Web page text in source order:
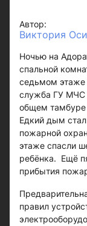
Автор:
Виктория
Ночью на
спальной
седьмом этаже
служба ГУ МЧС
общем тамбуре
Едкий дым
пожарной
этаже спасли
ребёнка. Ещё
прибытия
правил